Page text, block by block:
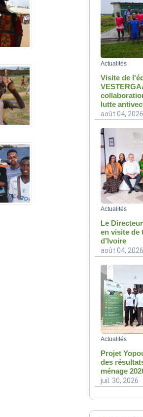
Actualités
Visite de
lutte
août 04, 2026
Actualités
Le
en visite de
d’Ivoire
août 04, 2026
Actualités
Projet
des
ménage
juil. 30, 2026